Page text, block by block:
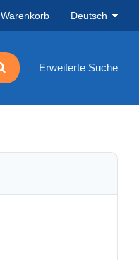
Warenkorb Deutsch
Erweiterte Suche